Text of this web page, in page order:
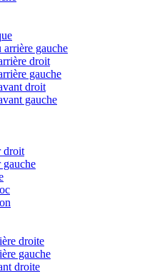
gauche
droit
gauche
droit
gauche
droit
gauche
droite
gauche
droite